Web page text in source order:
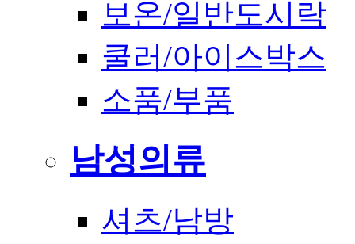
보온/일반도시락
쿨러/아이스박스
소품/부품
남성의류
셔츠/남방